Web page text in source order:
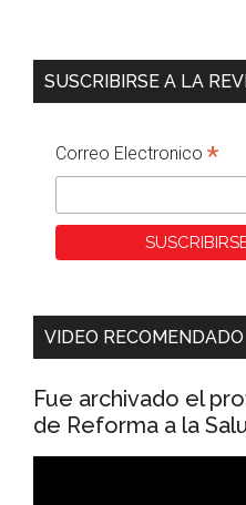
SUSCRIBIRSE A LA
Correo Electronico *
VIDEO RECOMENDADO
Fue archivado el
de Reforma a la